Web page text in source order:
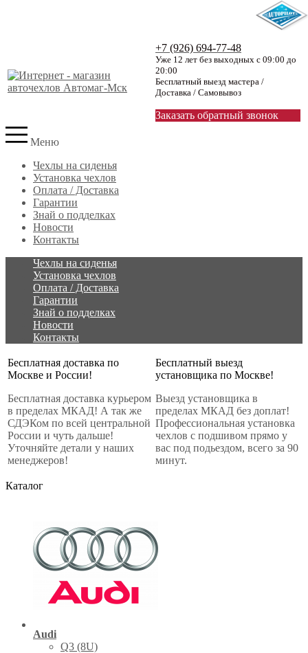
+7 (926) 694-77-48
Уже 12 лет без выходных с 09:00 до
20:00
Бесплатный выезд мастера /
Доставка / Самовывоз
Заказать обратный звонок
Меню
Чехлы на сиденья
Установка чехлов
Оплата / Доставка
Гарантии
Знай о подделках
Новости
Контакты
Чехлы на сиденья
Установка чехлов
Оплата / Доставка
Гарантии
Знай о подделках
Новости
Контакты
Бесплатная доставка по
Москве и России!
Бесплатная доставка курьером
в пределах МКАД! А так же
СДЭКом по всей центральной
России и чуть дальше!
Уточняйте детали у наших
менеджеров!
Бесплатный выезд
установщика по Москве!
Выезд установщика в
пределах МКАД без доплат!
Профессиональная установка
чехлов с подшивом прямо у
вас под подьездом, всего за 90
минут.
Каталог
Audi
Q3 (8U)